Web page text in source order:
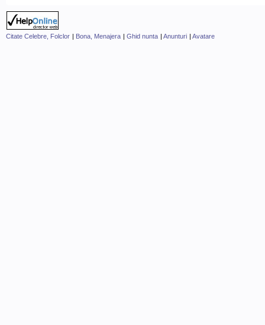
Citate Celebre, Folclor | Bona, Menajera | Ghid nunta | Anunturi | Avatare